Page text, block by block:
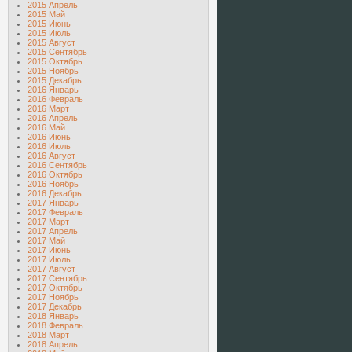
2015 Апрель
2015 Май
2015 Июнь
2015 Июль
2015 Август
2015 Сентябрь
2015 Октябрь
2015 Ноябрь
2015 Декабрь
2016 Январь
2016 Февраль
2016 Март
2016 Апрель
2016 Май
2016 Июнь
2016 Июль
2016 Август
2016 Сентябрь
2016 Октябрь
2016 Ноябрь
2016 Декабрь
2017 Январь
2017 Февраль
2017 Март
2017 Апрель
2017 Май
2017 Июнь
2017 Июль
2017 Август
2017 Сентябрь
2017 Октябрь
2017 Ноябрь
2017 Декабрь
2018 Январь
2018 Февраль
2018 Март
2018 Апрель